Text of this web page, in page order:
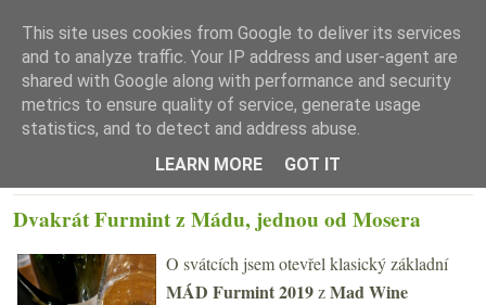
☰ Menu
Dvakrát Furmint z Mádu, jednou od Mosera
O svátcích jsem otevřel klasický základní
MÁD Furmint 2019zMad Wine
This site uses cookies from Google to deliver its services
and to analyze traffic. Your IP address and user-agent are
shared with Google along with performance and security
metrics to ensure quality of service, generate usage
statistics, and to detect and address abuse.
LEARN MORE
GOT IT